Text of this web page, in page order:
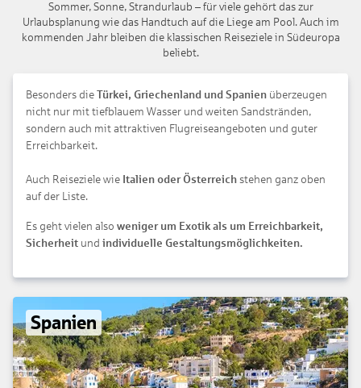
Sommer, Sonne, Strandurlaub – für viele gehört das zur
Urlaubsplanung wie das Handtuch auf die Liege am Pool. Auch im
kommenden Jahr bleiben die klassischen Reiseziele in Südeuropa
beliebt.
Besonders die Türkei, Griechenland und Spanien überzeugen
nicht nur mit tiefblauem Wasser und weiten Sandstränden,
sondern auch mit attraktiven Flugreiseangeboten und guter
Erreichbarkeit.
Auch Reiseziele wie Italien oder Österreich stehen ganz oben
auf der Liste.
Es geht vielen also weniger um Exotik als um Erreichbarkeit,
Sicherheit und individuelle Gestaltungsmöglichkeiten.
Spanien